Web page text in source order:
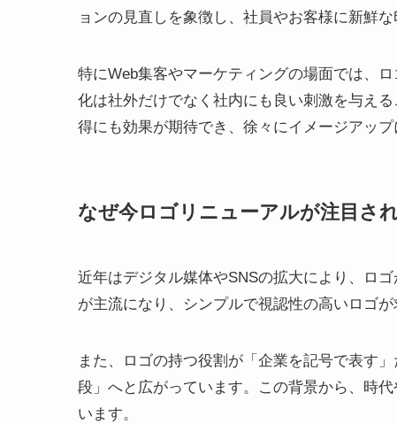
ョンの見直しを象徴し、社員やお客様に新鮮な
特にWeb集客やマーケティングの場面では、
化は社外だけでなく社内にも良い刺激を与え
得にも効果が期待でき、徐々にイメージアッ
なぜ今ロゴリニューアルが注目さ
近年はデジタル媒体やSNSの拡大により、ロ
が主流になり、シンプルで視認性の高いロゴが
また、ロゴの持つ役割が「企業を記号で表す
段」へと広がっています。この背景から、時
います。